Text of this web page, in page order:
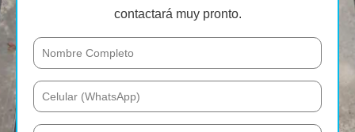
contactará muy pronto.